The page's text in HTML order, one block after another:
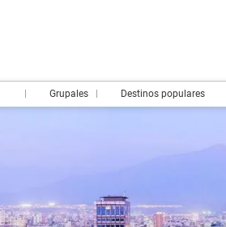
Grupales Destinos populares